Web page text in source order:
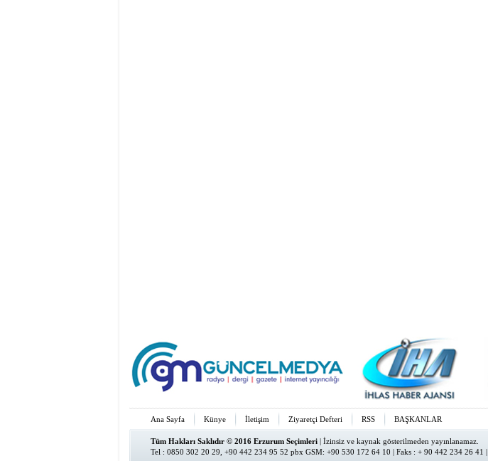
Ana Sayfa Künye İletişim Ziyaretçi Defteri RSS BAŞKANLAR
Tüm Hakları Saklıdır © 2016 Erzurum Seçimleri | İzinsiz ve kaynak gösterilmeden yayınlanamaz.
Tel : 0850 302 20 29, +90 442 234 95 52 pbx GSM: +90 530 172 64 10 | Faks : + 90 442 234 26 41 |